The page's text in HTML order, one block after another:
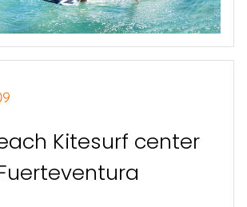
Kitesurf center